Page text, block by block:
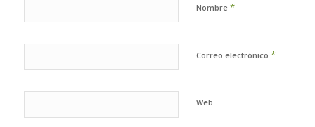
Nombre *
Correo electrónico *
Web